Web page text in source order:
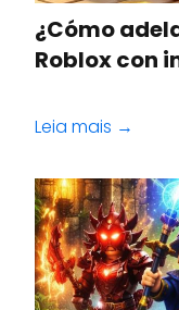
¿Cómo
Roblox con
Leia mais →